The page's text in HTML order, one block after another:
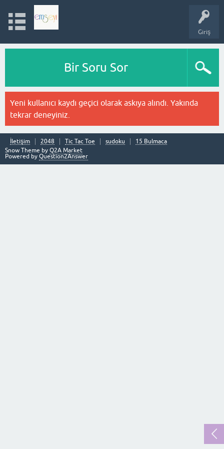
Giriş
Bir Soru Sor
Yeni kullanıcı kaydı geçici olarak askıya alındı. Yakında
tekrar deneyiniz.
İletişim 2048 Tic Tac Toe sudoku
15 Bulmaca
Snow Theme by Q2A Market
Powered by Question2Answer